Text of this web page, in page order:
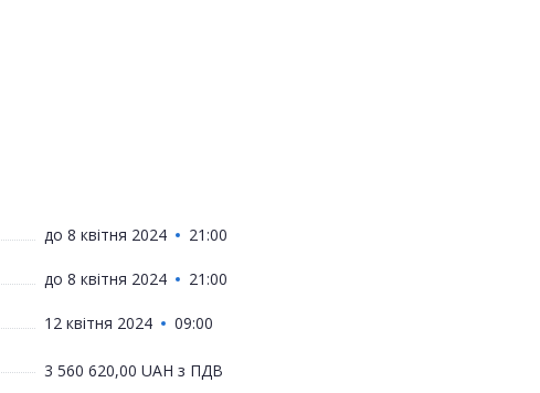
до 8 квітня 2024 21:00
до 8 квітня 2024 21:00
12 квітня 2024 09:00
3 560 620,00 UAH з ПДВ